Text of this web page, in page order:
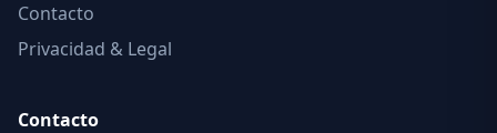
Contacto
Privacidad & Legal
Contacto